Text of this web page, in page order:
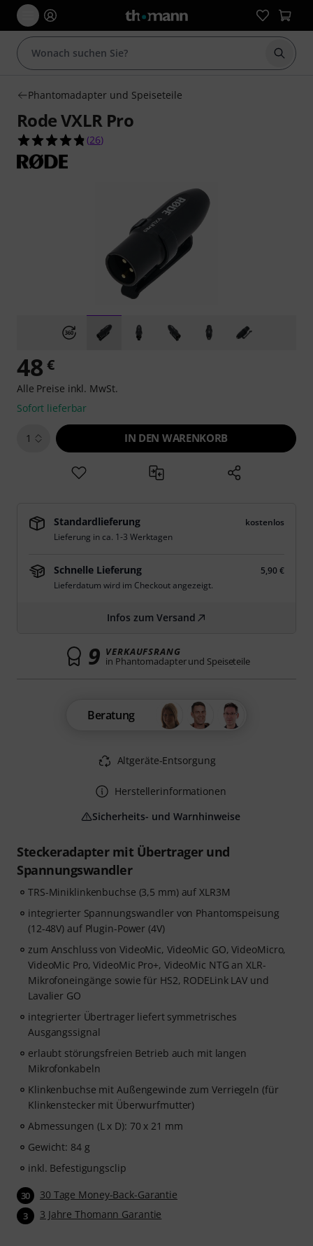
Suche
Phantomadapter und Speiseteile
Rode VXLR Pro
4.8 von 5 Sternen aus 26 Kundenbewertungen
(26)
Steckeradapter mit Übertrager und
Spannungswandler
TRS-Miniklinkenbuchse (3,5 mm) auf XLR3M
integrierter Spannungswandler von Phantomspeisung
(12-48V) auf Plugin-Power (4V)
zum Anschluss von VideoMic, VideoMic GO, VideoMicro,
VideoMic Pro, VideoMic Pro+, VideoMic NTG an XLR-
Mikrofoneingänge sowie für HS2, RODELink LAV und
Lavalier GO
integrierter Übertrager liefert symmetrisches
Ausgangssignal
erlaubt störungsfreien Betrieb auch mit langen
Mikrofonkabeln
Klinkenbuchse mit Außengewinde zum Verriegeln (für
Klinkenstecker mit Überwurfmutter)
Abmessungen (L x D): 70 x 21 mm
Gewicht: 84 g
inkl. Befestigungsclip
30 30 Tage Money-Back-Garantie
3 3 Jahre Thomann Garantie
48 €
Alle Preise inkl. MwSt.
Sofort lieferbar
1 IN DEN WARENKORB
Standardlieferung
kostenlos
Lieferung in ca. 1-3 Werktagen
Schnelle Lieferung
5,90 €
Lieferdatum wird im Checkout angezeigt.
Infos zum Versand
9 VERKAUFSRANG
in Phantomadapter und Speiseteile
Beratung
Altgeräte-Entsorgung
Herstellerinformationen
Sicherheits- und Warnhinweise